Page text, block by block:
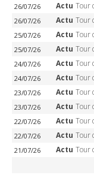
26/07/26 Actu Tour de
26/07/26 Actu Tour de France
25/07/26 Actu Tour de
25/07/26 Actu Tour de
24/07/26 Actu Tour de
24/07/26 Actu Tour de
23/07/26 Actu Tour de
23/07/26 Actu Tour de
22/07/26 Actu Tour de
22/07/26 Actu Tour de
21/07/26 Actu Tour de